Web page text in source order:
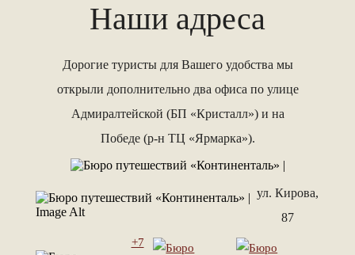
Наши адреса
Дорогие туристы для Вашего удобства мы
открыли дополнительно два офиса по улице
Адмиралтейской (БП «Кристалл») и на
Победе (р-н ТЦ «Ярмарка»).
ул. Кирова,
87
+7